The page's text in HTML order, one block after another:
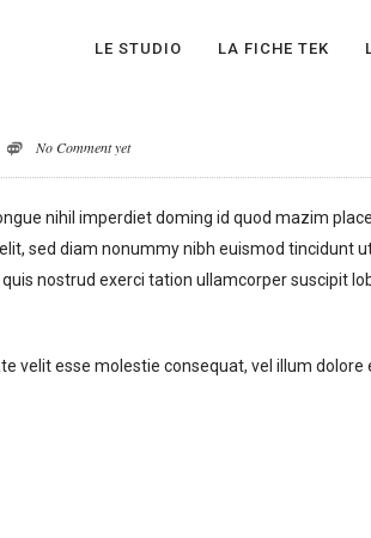
LE STUDIO LA FICHE TEK
No Comment yet
nihil imperdiet doming id quod mazim
sed diam nonummy nibh euismod tincidunt
nostrud exerci tation ullamcorper suscipit
velit esse molestie consequat, vel illum